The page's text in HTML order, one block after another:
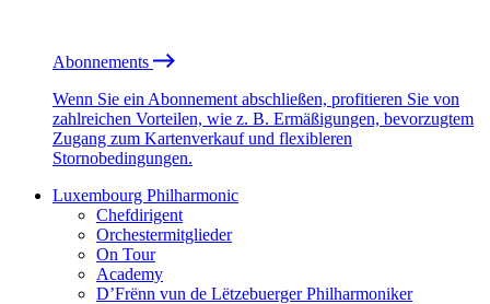
Abonnements
Wenn Sie ein Abonnement abschließen, profitieren Sie von
zahlreichen Vorteilen, wie z. B. Ermäßigungen, bevorzugtem
Zugang zum Kartenverkauf und flexibleren
Stornobedingungen.
Luxembourg Philharmonic
Chefdirigent
Orchestermitglieder
On Tour
Academy
D’Frënn vun de Lëtzebuerger Philharmoniker